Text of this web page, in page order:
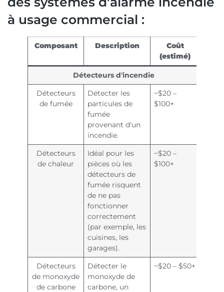
à usage commercial :
Composant Description
Coût
(estimé)
Détecteurs d'incendie
Détecteurs
de fumée
Détecter les
particules de
fumée
provenant d'un
incendie.
~$20 –
$100+
Détecteurs
de chaleur
Idéal pour les
pièces où les
détecteurs de
fumée risquent
de ne pas
fonctionner
correctement
(par exemple, les
cuisines, les
garages).
~$20 –
$100+
Détecteurs
de monoxyde
de carbone
Détecter le
monoxyde de
carbone, un
~$20 – $50+